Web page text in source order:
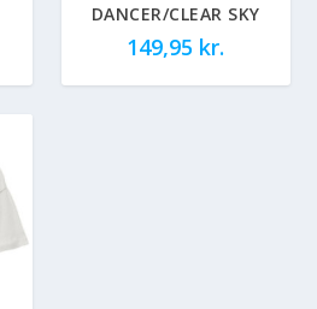
DANCER/CLEAR SKY
149,95 kr.